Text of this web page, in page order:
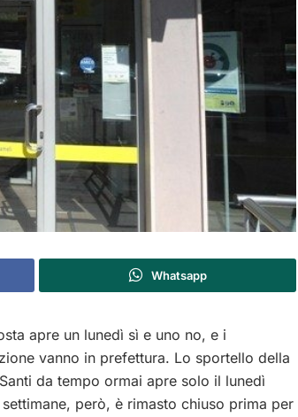
Whatsapp
apre un lunedì sì e uno no, e i
vanno in prefettura. Lo sportello della
da tempo ormai apre solo il lunedì
però, è rimasto chiuso prima per